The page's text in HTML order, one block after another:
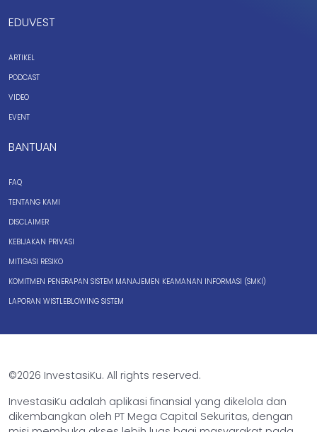
EDUVEST
ARTIKEL
PODCAST
VIDEO
EVENT
BANTUAN
FAQ
TENTANG KAMI
DISCLAIMER
KEBIJAKAN PRIVASI
MITIGASI RESIKO
KOMITMEN PENERAPAN SISTEM MANAJEMEN KEAMANAN INFORMASI (SMKI)
LAPORAN WISTLEBLOWING SISTEM
©2026 InvestasiKu. All rights reserved.
InvestasiKu adalah aplikasi finansial yang dikelola dan
dikembangkan oleh PT Mega Capital Sekuritas, dengan